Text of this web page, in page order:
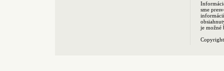
sme
je možné